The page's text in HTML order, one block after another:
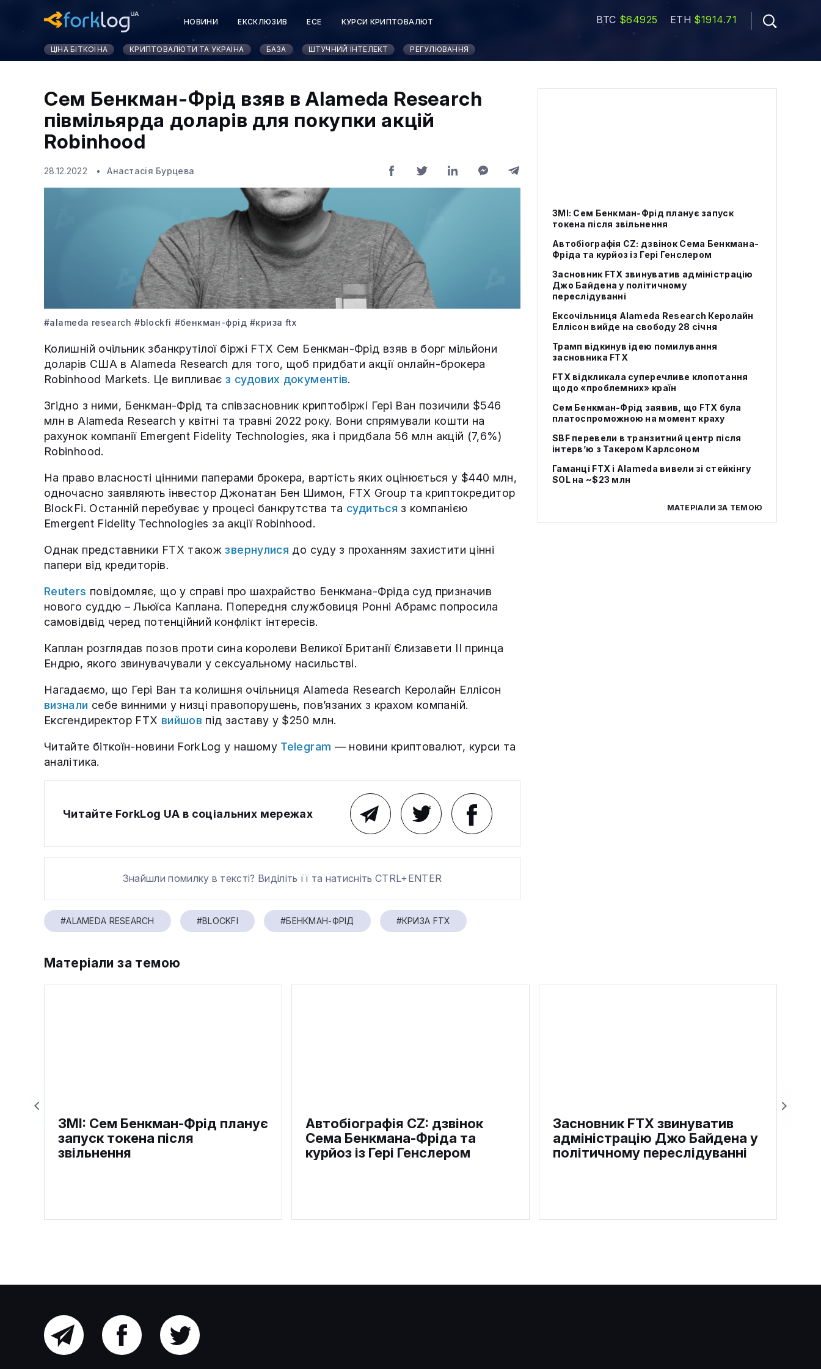
НОВИНИ ЕКСКЛЮЗИВ ЕСЕ КУРСИ КРИПТОВАЛЮТ BTC $64925 ETH $1914.71
ЦІНА БІТКОЇНА КРИПТОВАЛЮТИ ТА УКРАЇНА БАЗА ШТУЧНИЙ ІНТЕЛЕКТ РЕГУЛЮВАННЯ
ЗМІ: Сем Бенкман-Фрід планує запуск
токена після звільнення
Автобіографія CZ: дзвінок Сема Бенкмана-
Фріда та курйоз із Гері Генслером
Засновник FTX звинуватив адміністрацію
Джо Байдена у політичному
переслідуванні
Ексочільниця Alameda Research Керолайн
Еллісон вийде на свободу 28 січня
Трамп відкинув ідею помилування
засновника FTX
FTX відкликала суперечливе клопотання
щодо «проблемних» країн
Сем Бенкман-Фрід заявив, що FTX була
платоспроможною на момент краху
SBF перевели в транзитний центр після
інтерв’ю з Такером Карлсоном
Гаманці FTX і Alameda вивели зі стейкінгу
SOL на ~$23 млн
МАТЕРІАЛИ ЗА ТЕМОЮ
Сем Бенкман-Фрід взяв в Alameda Research
півмільярда доларів для покупки акцій
Robinhood
28.12.2022 Анастасія Бурцева
#alameda research #blockfi #бенкман-фрід #криза ftx
Колишній очільник збанкрутілої біржі FTX Сем Бенкман-Фрід взяв в борг мільйони
доларів США в Alameda Research для того, щоб придбати акції онлайн-брокера
Robinhood Markets. Це випливаєз судових документів.
Згідно з ними, Бенкман-Фрід та співзасновник криптобіржі Гері Ван позичили $546
млн в Alameda Research у квітні та травні 2022 року. Вони спрямували кошти на
рахунок компанії Emergent Fidelity Technologies, яка і придбала 56 млн акцій (7,6%)
Robinhood.
На право власності цінними паперами брокера, вартість яких оцінюється у $440 млн,
одночасно заявляють інвестор Джонатан Бен Шимон, FTX Group та криптокредитор
BlockFi. Останній перебуває у процесі банкрутства та судиться з компанією
Emergent Fidelity Technologies за акції Robinhood.
Однак представники FTX такожзвернулися до суду з проханням захистити цінні
папери від кредиторів.
Reuters повідомляє, що у справі про шахрайство Бенкмана-Фріда суд призначив
нового суддю – Льюїса Каплана. Попередня службовиця Ронні Абрамс попросила
самовідвід черед потенційний конфлікт інтересів.
Каплан розглядав позов проти сина королеви Великої Британії Єлизавети ІІ принца
Ендрю, якого звинувачували у сексуальному насильстві.
Нагадаємо, що Гері Ван та колишня очільниця Alameda Research Керолайн Еллісон
визнали себе винними у низці правопорушень, пов’язаних з крахом компаній.
Ексгендиректор FTX вийшов під заставу у $250 млн.
Читайте біткоїн-новини ForkLog у нашому Telegram — новини криптовалют, курси та
аналітика.
Читайте ForkLog UA в соціальних мережах
Знайшли помилку в тексті? Виділіть її та натисніть CTRL+ENTER
#ALAMEDA RESEARCH #BLOCKFI #БЕНКМАН-ФРІД #КРИЗА FTX
Матеріали за темою
ЗМІ: Сем Бенкман-Фрід планує
запуск токена після
звільнення
Автобіографія CZ: дзвінок
Сема Бенкмана-Фріда та
курйоз із Гері Генслером
Засновник FTX звинуватив
адміністрацію Джо Байдена у
політичному переслідуванні
Головний Facebook